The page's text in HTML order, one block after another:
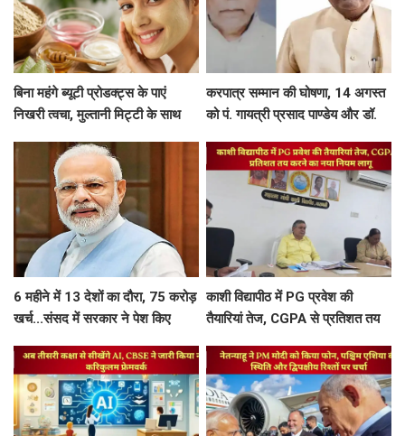
बिना महंगे ब्यूटी प्रोडक्ट्स के पाएं
निखरी त्वचा, मुल्तानी मिट्टी के साथ
करपात्र सम्मान की घोषणा, 14 अगस्त
को पं. गायत्री प्रसाद पाण्डेय और डॉ.
सम्मानित
6 महीने में 13 देशों का दौरा, 75 करोड़
खर्च...संसद में सरकार ने पेश किए
काशी विद्यापीठ में PG प्रवेश की
तैयारियां तेज, CGPA से प्रतिशत तय